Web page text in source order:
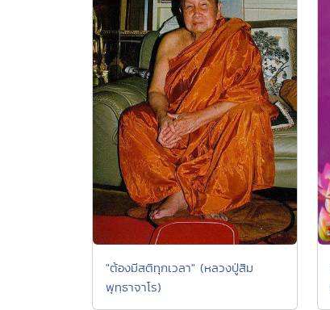
"ต้องมีสติทุกเวลา" (หลวงปู่สิม
พุทฺธาจาโร)